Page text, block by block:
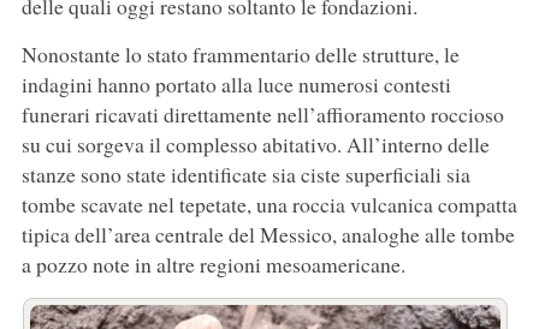
Nonostante lo stato frammentario delle strutture, le
indagini hanno portato alla luce numerosi contesti
funerari ricavati direttamente nell’affioramento roccioso
su cui sorgeva il complesso abitativo. All’interno delle
stanze sono state identificate sia ciste superficiali sia
tombe scavate nel tepetate, una roccia vulcanica compatta
tipica dell’area centrale del Messico, analoghe alle tombe
a pozzo note in altre regioni mesoamericane.